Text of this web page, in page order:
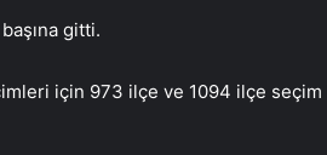
gitti.
için 973 ilçe ve 1094 ilçe